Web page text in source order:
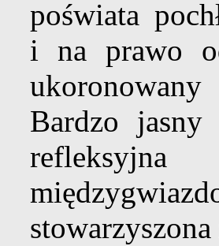
poświata
i na prawo
Bardzo
refleksyjna